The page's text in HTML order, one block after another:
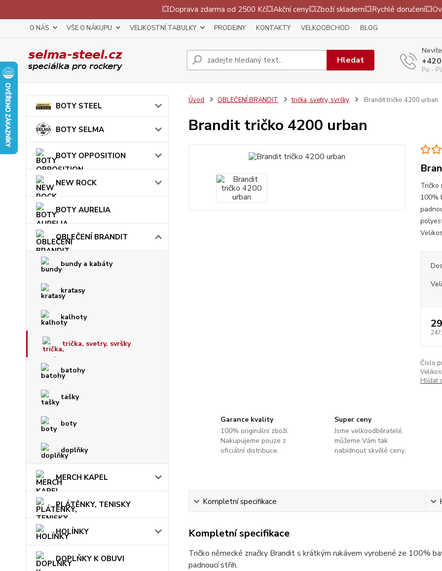
💥Doprava zdarma od 2500 Kč💥Akční ceny💥Zboží skladem💥Rychlé
O NÁS VŠE O NÁKUPU VELIKOSTNÍ TABULKY PRODEJNY KONTAKTY VELKOOBCHOD BLOG
Hledat
Po -
BOTY STEEL
BOTY SELMA
BOTY OPPOSITION
NEW ROCK
BOTY AURELIA
OBLEČENÍ BRANDIT
bundy a kabáty
kraťasy
kalhoty
trička, svetry, svršky
batohy
tašky
boty
doplňky
MERCH KAPEL
PLÁTĚNKY, TENISKY
HOLÍNKY
DOPLŇKY K OBUVI
Úvod OBLEČENÍ BRANDIT trička, svetry, svršky Brandit tričko 4200 urban
Brandit tričko 4200 urban
Tričko
100%
Číslo
Hlídat
Garance kvality
100% originální zboží.
Nakupujeme pouze z
oficiální distribuce.
Super ceny
Jsme velkoodběratelé,
můžeme Vám tak
nabídnout skvělé ceny.
Kompletní specifikace
Kompletní specifikace
Tričko německé značky Brandit s krátkým rukávem vyrobené ze 100%
padnoucí střih.